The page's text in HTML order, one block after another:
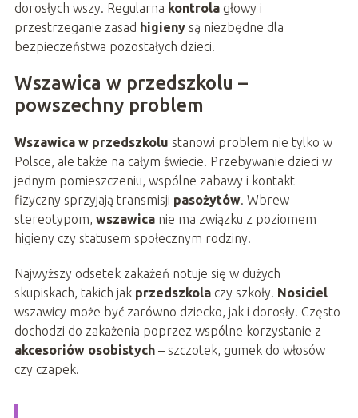
dorosłych wszy. Regularna kontrolagłowy i
przestrzeganie zasad higienysą niezbędne dla
bezpieczeństwa pozostałych dzieci.
Wszawica w przedszkolu –
powszechny problem
Wszawica w przedszkolu stanowi problem nie tylko w
Polsce, ale także na całym świecie. Przebywanie dzieci w
jednym pomieszczeniu, wspólne zabawy i kontakt
fizyczny sprzyjają transmisji pasożytów. Wbrew
stereotypom, wszawicanie ma związku z poziomem
higieny czy statusem społecznym rodziny.
Najwyższy odsetek zakażeń notuje się w dużych
skupiskach, takich jak przedszkolaczy szkoły. Nosiciel
wszawicy może być zarówno dziecko, jak i dorosły. Często
dochodzi do zakażenia poprzez wspólne korzystanie z
akcesoriów osobistych– szczotek, gumek do włosów
czy czapek.